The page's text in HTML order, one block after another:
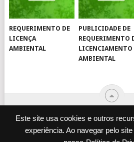
Este site usa cookies e outros
experiência. Ao navegar pelo
REQUERIMENTO DE
LICENÇA
AMBIENTAL
PUBLICIDADE DE
REQUERIMENTO
LICENCIAMENTO
AMBIENTAL
JORNAL